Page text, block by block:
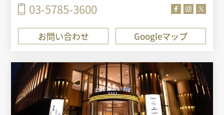
03-5785-3600
お問い合わせ Googleマップ